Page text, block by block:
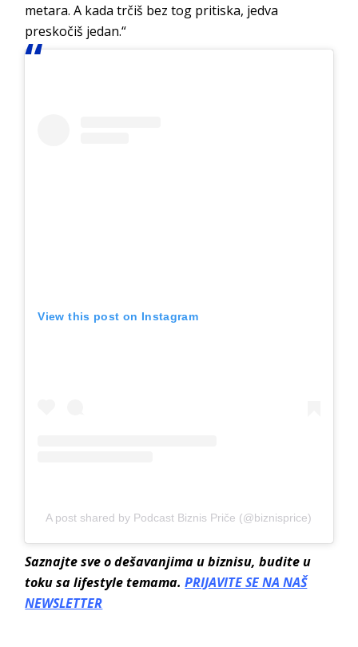
metara. A kada trčiš bez tog pritiska, jedva
preskočiš jedan.“
View this post on Instagram
A post shared by Podcast Biznis Priče (@biznisprice)
Saznajte sve o dešavanjima u biznisu, budite u
toku sa lifestyle temama.PRIJAVITE SE NA NAŠ
NEWSLETTER